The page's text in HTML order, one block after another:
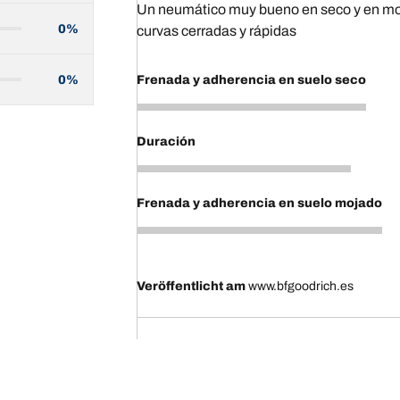
0%
0%
Un neumático muy bueno en seco y en
curvas cerradas y rápidas
Frenada y adherencia en suelo seco
5
Duración
4
Frenada y adherencia en suelo mojado
5
Veröffentlicht amwww.bfgoodrich.es